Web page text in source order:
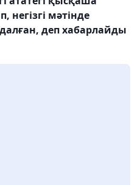
негізгі мәтінде
деп хабарлайды